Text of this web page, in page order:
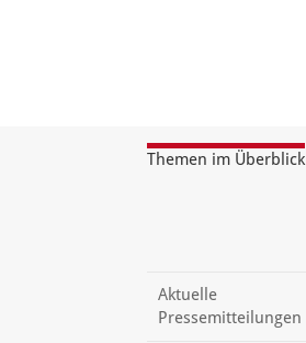
Themen im Überblick
Aktuelle
Pressemitteilungen